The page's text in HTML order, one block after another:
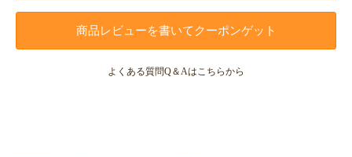
商品レビューを書いてクーポンゲット
よくある質問Q＆Aはこちらから